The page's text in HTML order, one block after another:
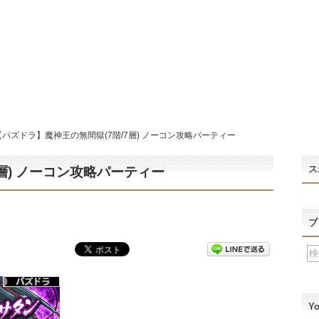
パズドラ】魔神王の無間獄(7階/7層) ノーコン攻略パーティー
) ノーコン攻略パーティー